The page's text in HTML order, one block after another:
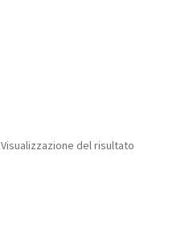
Visualizzazione del risultato